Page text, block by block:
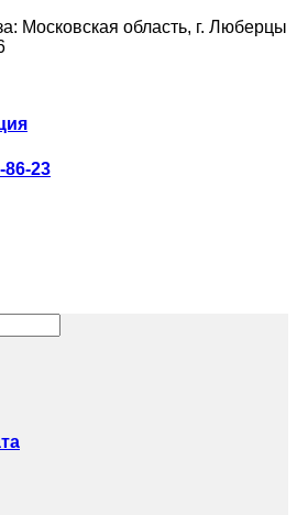
Московская область, г. Люберцы
86-23